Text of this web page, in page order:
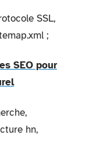
SSL,
;
SEO pour
hn,